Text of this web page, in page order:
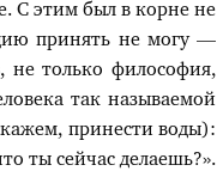
С этим был в корне не
принять не могу —
не только философия,
так называемой
принести воды):
ты сейчас делаешь?».